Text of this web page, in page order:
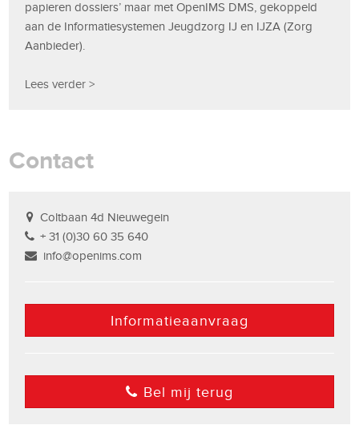
papieren dossiers’ maar met OpenIMS DMS, gekoppeld
aan de Informatiesystemen Jeugdzorg IJ en IJZA (Zorg
Aanbieder).
Lees verder >
Contact
Coltbaan 4d Nieuwegein
+ 31 (0)30 60 35 640
info@openims.com
Informatieaanvraag
Bel mij terug